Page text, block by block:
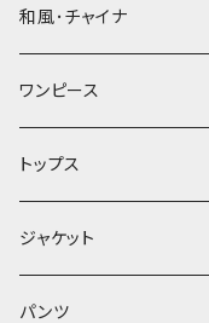
和風･チャイナ
ワンピース
トップス
ジャケット
パンツ